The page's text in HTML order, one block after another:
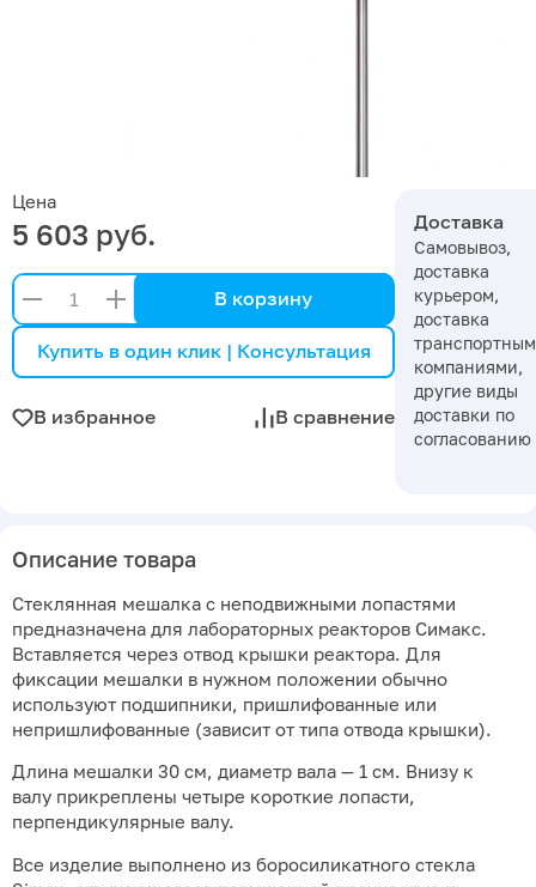
Цена
5 603 руб.
В корзину
Купить в один клик | Консультация
В избранное В сравнение
Доставка
Самовывоз,
доставка
курьером,
доставка
компаниями,
другие виды
доставки по
согласованию
Описание товара
Стеклянная мешалка с неподвижными лопастями
предназначена для лабораторных реакторов Симакс.
Вставляется через отвод крышки реактора. Для
фиксации мешалки в нужном положении обычно
используют подшипники, пришлифованные или
непришлифованные (зависит от типа отвода крышки).
Длина мешалки 30 см, диаметр вала — 1 см. Внизу к
валу прикреплены четыре короткие лопасти,
перпендикулярные валу.
Все изделие выполнено из боросиликатного стекла